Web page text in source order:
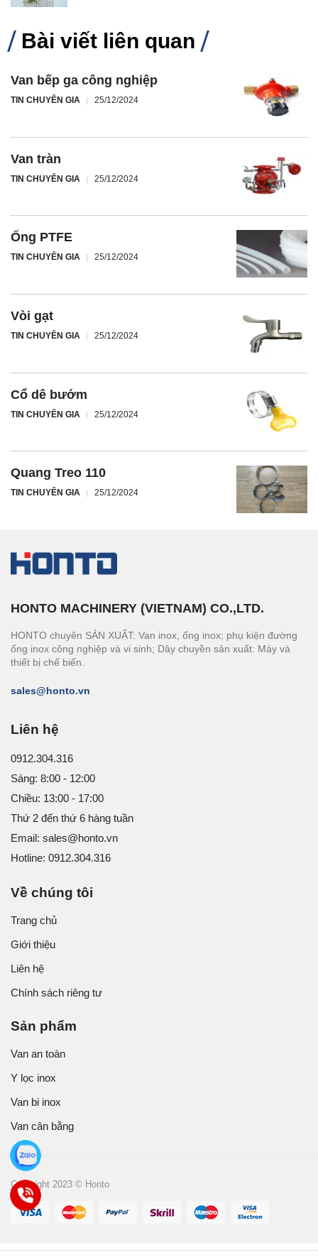
Bài viết liên quan
Van bếp ga công nghiệp
TIN CHUYÊN GIA 25/12/2024
Van tràn
TIN CHUYÊN GIA 25/12/2024
Ống PTFE
TIN CHUYÊN GIA 25/12/2024
Vòi gạt
TIN CHUYÊN GIA 25/12/2024
Cổ dê bướm
TIN CHUYÊN GIA 25/12/2024
Quang Treo 110
TIN CHUYÊN GIA 25/12/2024
HONTO MACHINERY (VIETNAM) CO.,LTD.
HONTO chuyên SẢN XUẤT: Van inox, ống inox; phụ kiện đường
ống inox công nghiệp và vi sinh; Dây chuyền sản xuất: Máy và
thiết bị chế biến.
sales@honto.vn
Liên hệ
0912.304.316
Sáng: 8:00 - 12:00
Chiều: 13:00 - 17:00
Thứ 2 đến thứ 6 hàng tuần
Email: sales@honto.vn
Hotline: 0912.304.316
Về chúng tôi
Trang chủ
Giới thiệu
Liên hệ
Chính sách riêng tư
Sản phẩm
Van an toàn
Y lọc inox
Van bi inox
Van cân bằng
Copyright 2023 © Honto